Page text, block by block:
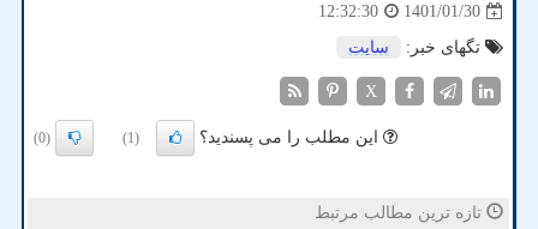
1401/01/30
12:32:30
تگهای خبر:
سایت
X
این مطلب را می پسندید؟ (1)
(0)
تازه ترین مطالب مرتبط